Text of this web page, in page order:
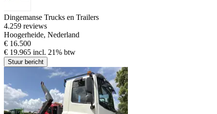
Dingemanse Trucks en Trailers
4.259 reviews
Hoogerheide, Nederland
€ 16.500
€ 19.965 incl. 21% btw
Stuur bericht